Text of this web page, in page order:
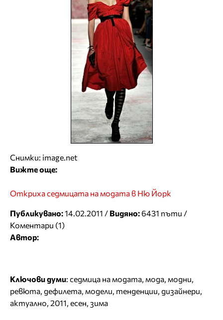
Снимки: image.net
Вижте още:
Откриха седмицата на модата в Ню Йорк
Публикувано:14.02.2011 / Видяно:6431 пъти /
Коментари (1)
Автор:
Ключови думи: седмица на модата, мода, модни,
ревюта, дефилета, модели, тенденции, дизайнери,
актуално, 2011, есен, зима